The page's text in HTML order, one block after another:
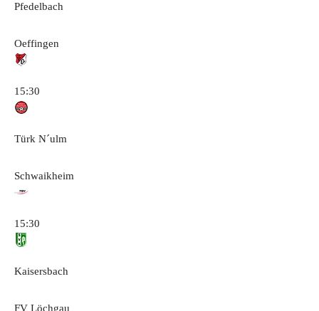
Pfedelbach
Oeffingen
15:30
Türk N´ulm
Schwaikheim
15:30
Kaisersbach
FV Löchgau